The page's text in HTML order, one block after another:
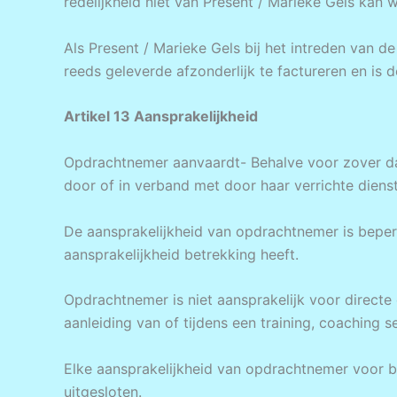
Als Present / Marieke Gels bij het intreden van
reeds geleverde afzonderlijk te factureren en is
Artikel 13 Aansprakelijkheid
Opdrachtnemer aanvaardt- Behalve voor zover
door of in verband met door haar verrichte
De aansprakelijkheid van opdrachtnemer is
aansprakelijkheid betrekking heeft.
Opdrachtnemer is niet aansprakelijk voor
aanleiding van of tijdens een training, coaching
Elke aansprakelijkheid van opdrachtnemer voor
uitgesloten.